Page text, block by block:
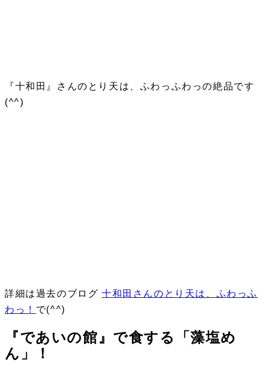
『十和田』さんのとり天は、ふわっふわっの絶品です
(^^)
詳細は過去のブログ 十和田さんのとり天は、ふわっふ
わっ！ で(^^)
『であいの館』で食する「藻塩め
ん」！